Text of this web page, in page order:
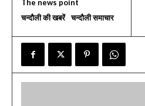
The news point
चन्दौली की खबरें
चन्दौली समाचार